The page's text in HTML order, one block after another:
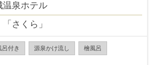
泉ホテル
さくら」
呂付き 源泉かけ流し 檜風呂